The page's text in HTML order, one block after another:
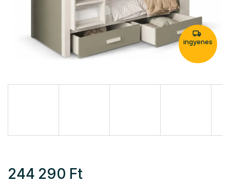
ingyenes
244 290 Ft